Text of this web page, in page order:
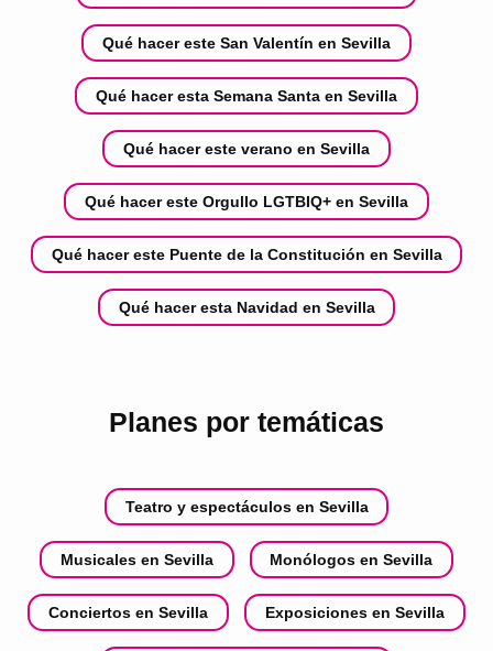
Qué hacer este San Valentín en Sevilla
Qué hacer esta Semana Santa en Sevilla
Qué hacer este verano en Sevilla
Qué hacer este Orgullo LGTBIQ+ en Sevilla
Qué hacer este Puente de la Constitución en Sevilla
Qué hacer esta Navidad en Sevilla
Planes por temáticas
Teatro y espectáculos en Sevilla
Musicales en Sevilla Monólogos en Sevilla
Conciertos en Sevilla Exposiciones en Sevilla